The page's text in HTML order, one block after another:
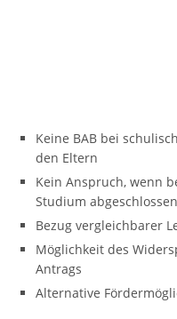
Keine BAB bei
den Eltern
Kein Anspruch, wenn
Studium
Bezug vergleichbarer
Möglichkeit des
Antrags
Alternative